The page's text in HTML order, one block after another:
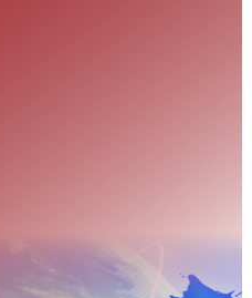
した／
康経営の取組み～